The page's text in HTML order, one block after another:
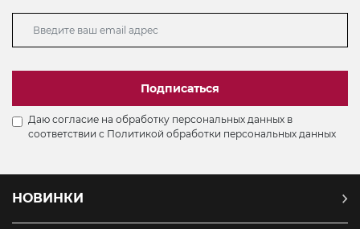
Подписаться
Даю согласие на обработку персональных данных в
соответствии с Политикой обработки персональных данных
НОВИНКИ